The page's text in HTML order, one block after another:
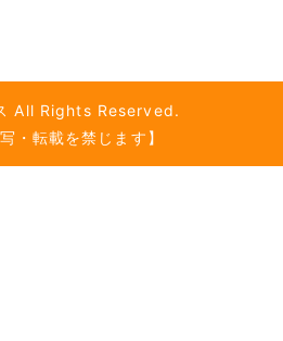
All Rights Reserved.
・転載を禁じます】